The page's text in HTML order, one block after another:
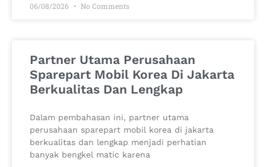
06/08/2026 No Comments
Partner Utama Perusahaan
Sparepart Mobil Korea Di Jakarta
Berkualitas Dan Lengkap
Dalam pembahasan ini, partner utama
perusahaan sparepart mobil korea di jakarta
berkualitas dan lengkap menjadi perhatian
banyak bengkel matic karena